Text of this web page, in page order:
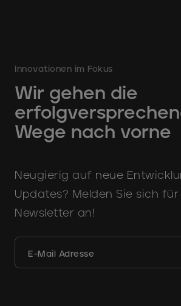
Innovationen im Fokus
Wir gehen die
Wege nach vorne
Neugierig auf neue
Updates? Melden Sie sich für
Newsletter an!
E-Mail Adresse